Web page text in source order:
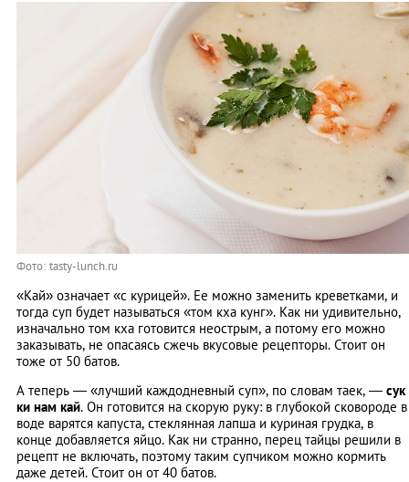
Фото: tasty-lunch.ru
«Кай» означает «с курицей». Ее можно заменить креветками, и
тогда суп будет называться «том кха кунг». Как ни удивительно,
изначально том кха готовится неострым, а потому его можно
заказывать, не опасаясь сжечь вкусовые рецепторы. Стоит он
тоже от 50 батов.
А теперь ― «лучший каждодневный суп», по словам таек, ― сук
ки нам кай. Он готовится на скорую руку: в глубокой сковороде в
воде варятся капуста, стеклянная лапша и куриная грудка, в
конце добавляется яйцо. Как ни странно, перец тайцы решили в
рецепт не включать, поэтому таким супчиком можно кормить
даже детей. Стоит он от 40 батов.